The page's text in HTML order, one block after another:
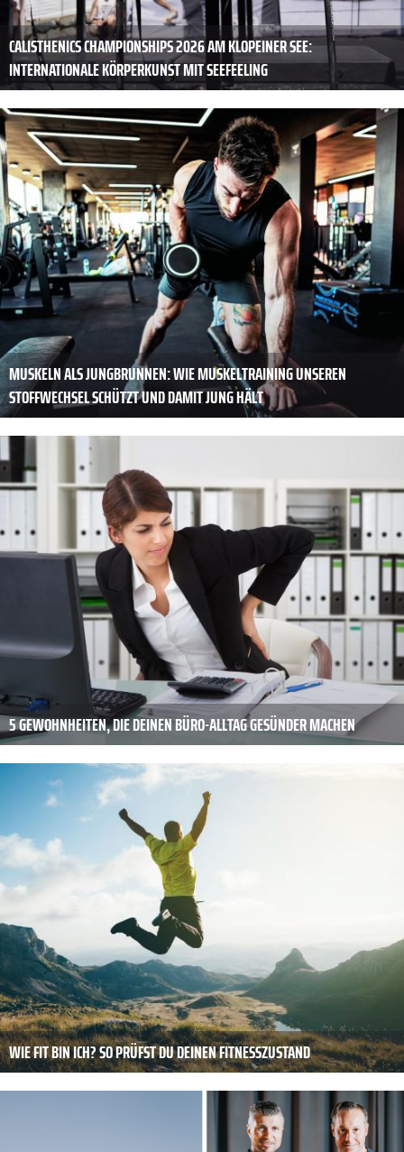
CALISTHENICS CHAMPIONSHIPS 2026 AM KLOPEINER SEE:
INTERNATIONALE KÖRPERKUNST MIT SEEFEELING
MUSKELN ALS JUNGBRUNNEN: WIE MUSKELTRAINING UNSEREN
STOFFWECHSEL SCHÜTZT UND DAMIT JUNG HÄLT
5 GEWOHNHEITEN, DIE DEINEN BÜRO-ALLTAG GESÜNDER MACHEN
WIE FIT BIN ICH? SO PRÜFST DU DEINEN FITNESSZUSTAND